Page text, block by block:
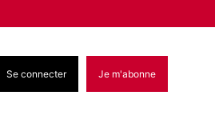
Se connecter Je m'abonne